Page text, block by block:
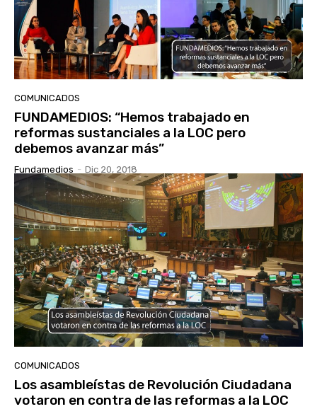
COMUNICADOS
FUNDAMEDIOS: “Hemos trabajado en
reformas sustanciales a la LOC pero
debemos avanzar más”
Fundamedios - Dic 20, 2018
COMUNICADOS
Los asambleístas de Revolución Ciudadana
votaron en contra de las reformas a la LOC